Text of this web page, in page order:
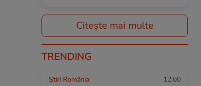
Citește mai multe
TRENDING
Știri România 12:00